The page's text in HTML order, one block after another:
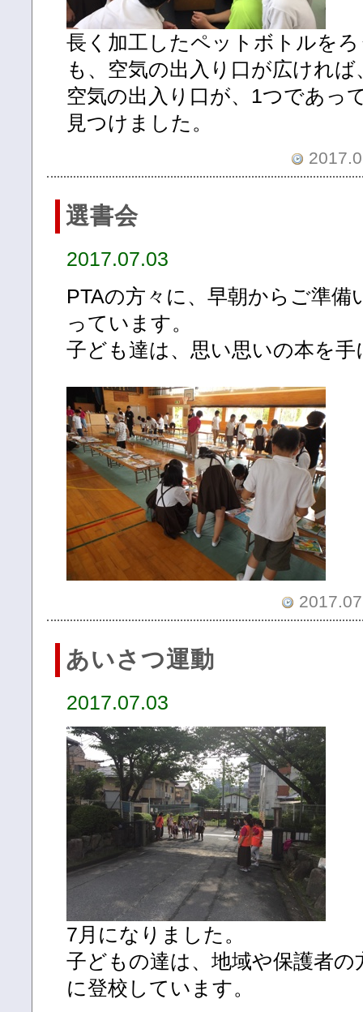
長く加工したペットボトルを
も、空気の出入り口が広けれ
空気の出入り口が、1つであっ
見つけました。
選書会
2017.07.03
PTAの方々に、早朝からご準
っています。
子ども達は、思い思いの本を
あいさつ運動
2017.07.03
7月になりました。
子どもの達は、地域や保護者
に登校しています。